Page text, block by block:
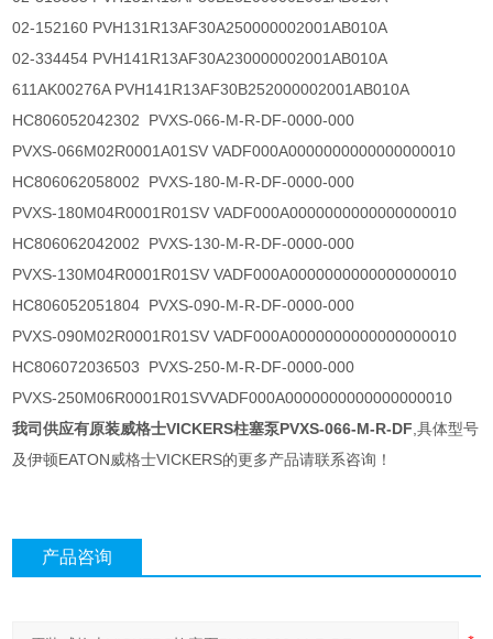
02-152160 PVH131R13AF30A250000002001AB010A
02-334454 PVH141R13AF30A230000002001AB010A
611AK00276A PVH141R13AF30B252000002001AB010A
HC806052042302 PVXS-066-M-R-DF-0000-000
PVXS-066M02R0001A01SV VADF000A0000000000000000010
HC806062058002 PVXS-180-M-R-DF-0000-000
PVXS-180M04R0001R01SV VADF000A0000000000000000010
HC806062042002 PVXS-130-M-R-DF-0000-000
PVXS-130M04R0001R01SV VADF000A0000000000000000010
HC806052051804 PVXS-090-M-R-DF-0000-000
PVXS-090M02R0001R01SV VADF000A0000000000000000010
HC806072036503 PVXS-250-M-R-DF-0000-000
PVXS-250M06R0001R01SVVADF000A0000000000000000010
我司供应有原装威格士VICKERS柱塞泵PVXS-066-M-R-DF ,具体型号
及伊顿EATON威格士VICKERS的更多产品请联系咨询！
产品咨询